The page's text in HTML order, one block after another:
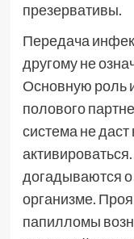
презервативы.
Передача
другому не
Основную роль
полового
система не
догадываются
организме.
папилломы